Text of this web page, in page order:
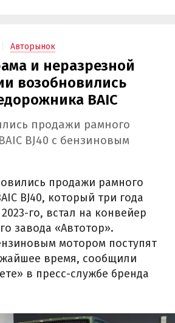
Авторынок
и неразрезной
возобновились
BAIC
продажи рамного
BJ40 с бензиновым
продажи рамного
BJ40, который три года
го, встал на конвейер
завода «Автотор».
мотором поступят
время, сообщили
в пресс-службе бренда